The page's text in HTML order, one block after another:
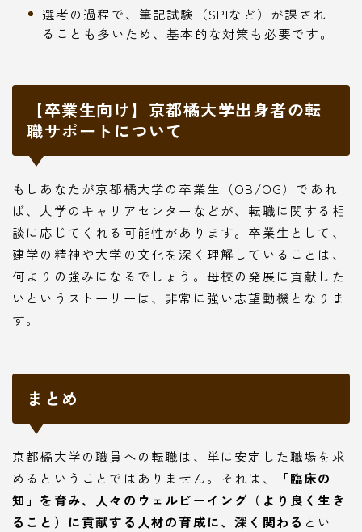
選考の過程で、筆記試験（SPIなど）が課され
ることも多いため、基本的な対策も必要です。
【卒業生向け】京都橘大学出身者の転
職サポートについて
もしあなたが京都橘大学の卒業生（OB/OG）であれ
ば、大学のキャリアセンターなどが、転職に関する相
談に応じてくれる可能性があります。卒業生として、
建学の精神や大学の文化を深く理解していることは、
何よりの強みになるでしょう。母校の発展に貢献した
いというストーリーは、非常に強い志望動機となりま
す。
まとめ
京都橘大学の職員への転職は、単に安定した職場を求
めるということではありません。それは、
「臨床の
知」を育み、人々のウェルビーイング（より良く生き
ること）に貢献する人材の育成に、深く関わる とい